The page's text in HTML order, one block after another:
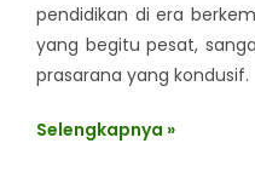
pendidikan di era
yang begitu pesat,
prasarana yang kondusif.
Selengkapnya »